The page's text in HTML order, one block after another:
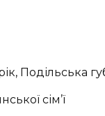
Подільська
сім’ї